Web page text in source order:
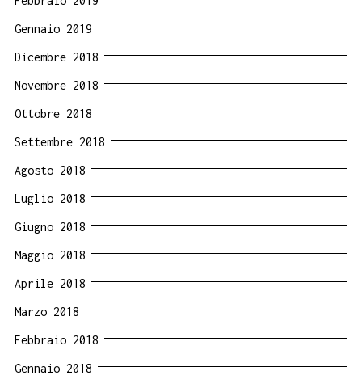
Gennaio 2019
Dicembre 2018
Novembre 2018
Ottobre 2018
Settembre 2018
Agosto 2018
Luglio 2018
Giugno 2018
Maggio 2018
Aprile 2018
Marzo 2018
Febbraio 2018
Gennaio 2018